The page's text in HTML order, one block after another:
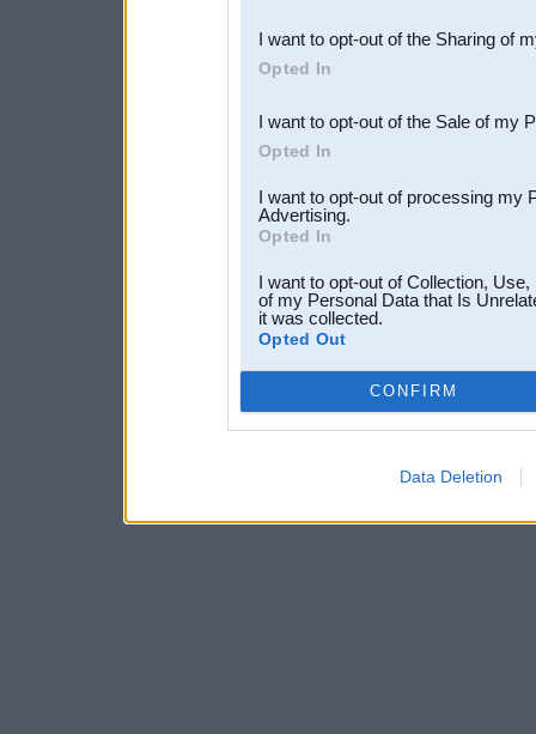
Downstream Participants
third parties.
I want to opt-out of the Sharing of
Opted In
I want to opt-out of the Sale of my
Opted In
I want to opt-out of processing my
Advertising.
Opted In
I want to opt-out of Collection,
of my Personal Data that Is
it was collected.
Opted Out
CONFIRM
Data Deletion